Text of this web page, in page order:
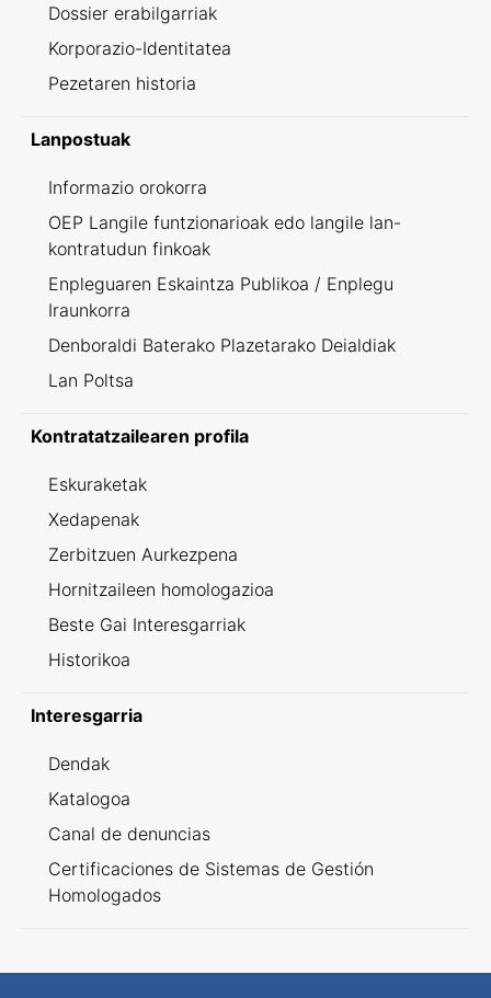
Dossier erabilgarriak
Korporazio-Identitatea
Pezetaren historia
Lanpostuak
Informazio orokorra
OEP Langile funtzionarioak edo langile lan-
kontratudun finkoak
Enpleguaren Eskaintza Publikoa / Enplegu
Iraunkorra
Denboraldi Baterako Plazetarako Deialdiak
Lan Poltsa
Kontratatzailearen profila
Eskuraketak
Xedapenak
Zerbitzuen Aurkezpena
Hornitzaileen homologazioa
Beste Gai Interesgarriak
Historikoa
Interesgarria
Dendak
Katalogoa
Canal de denuncias
Certificaciones de Sistemas de Gestión
Homologados